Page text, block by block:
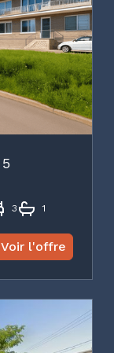
3 1
Voir l'offre